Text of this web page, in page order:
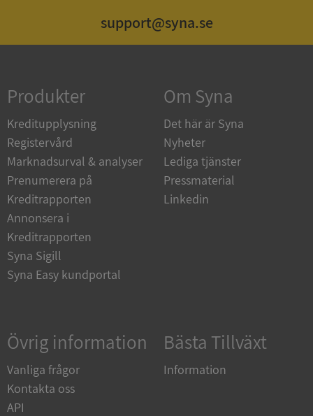
support@syna.se
Produkter
Kreditupplysning
Registervård
Marknadsurval & analyser
Prenumerera på
Kreditrapporten
Annonsera i
Kreditrapporten
Syna Sigill
Syna Easy kundportal
Om Syna
Det här är Syna
Nyheter
Lediga tjänster
Pressmaterial
Linkedin
Övrig information
Vanliga frågor
Kontakta oss
API
Bästa Tillväxt
Information
Strikt nödvändigt Prestanda
Inriktning
Strikt nödvändiga kakor tillåter
kärnwebbplatsfunktioner som användarinloggning
användas ordentligt utan strikt nödvändiga cookies.
Namn
Leverantör
Domän
__RequestVerificationToken
Corporation
VISITOR_PRIVACY_METADATA
YouTube
.youtube.com
Google